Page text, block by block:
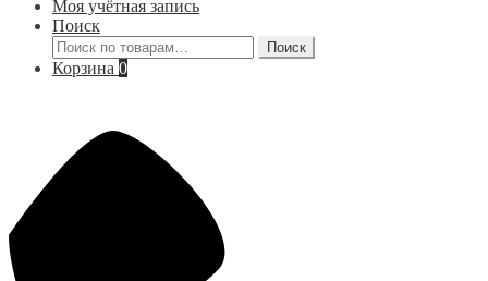
Моя учётная запись
Поиск
Искать:
Поиск
Корзина 0